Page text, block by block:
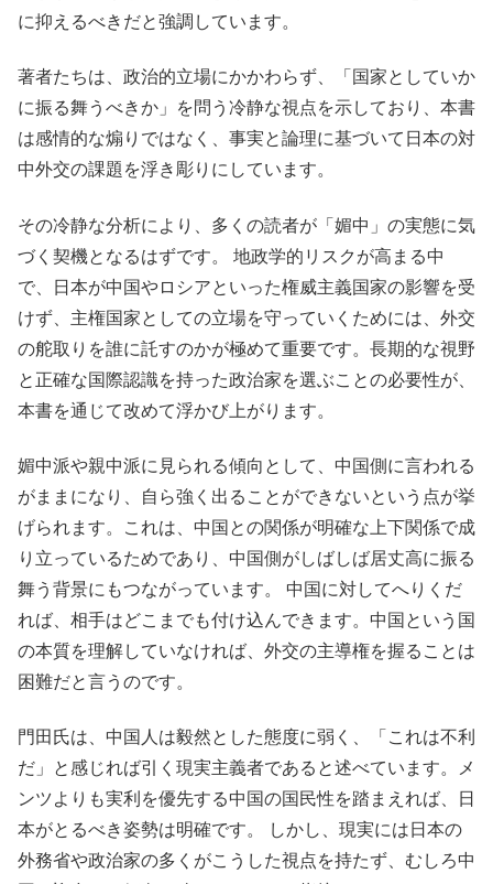
に抑えるべきだと強調しています。
著者たちは、政治的立場にかかわらず、「国家としていか
に振る舞うべきか」を問う冷静な視点を示しており、本書
は感情的な煽りではなく、事実と論理に基づいて日本の対
中外交の課題を浮き彫りにしています。
その冷静な分析により、多くの読者が「媚中」の実態に気
づく契機となるはずです。 地政学的リスクが高まる中
で、日本が中国やロシアといった権威主義国家の影響を受
けず、主権国家としての立場を守っていくためには、外交
の舵取りを誰に託すのかが極めて重要です。長期的な視野
と正確な国際認識を持った政治家を選ぶことの必要性が、
本書を通じて改めて浮かび上がります。
媚中派や親中派に見られる傾向として、中国側に言われる
がままになり、自ら強く出ることができないという点が挙
げられます。これは、中国との関係が明確な上下関係で成
り立っているためであり、中国側がしばしば居丈高に振る
舞う背景にもつながっています。 中国に対してへりくだ
れば、相手はどこまでも付け込んできます。中国という国
の本質を理解していなければ、外交の主導権を握ることは
困難だと言うのです。
門田氏は、中国人は毅然とした態度に弱く、「これは不利
だ」と感じれば引く現実主義者であると述べています。メ
ンツよりも実利を優先する中国の国民性を踏まえれば、日
本がとるべき姿勢は明確です。 しかし、現実には日本の
外務省や政治家の多くがこうした視点を持たず、むしろ中